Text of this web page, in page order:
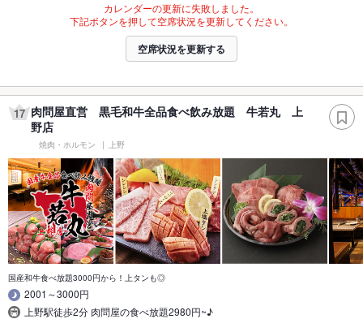
カレンダーの更新に失敗しました。
下記ボタンを押して空席状況を更新してください。
空席状況を更新する
17 肉問屋直営 黒毛和牛全品食べ飲み放題 牛若丸 上
野店
焼肉・ホルモン 上野
国産和牛食べ放題3000円から！上タンも◎
2001～3000円
上野駅徒歩2分 肉問屋の食べ放題2980円~♪